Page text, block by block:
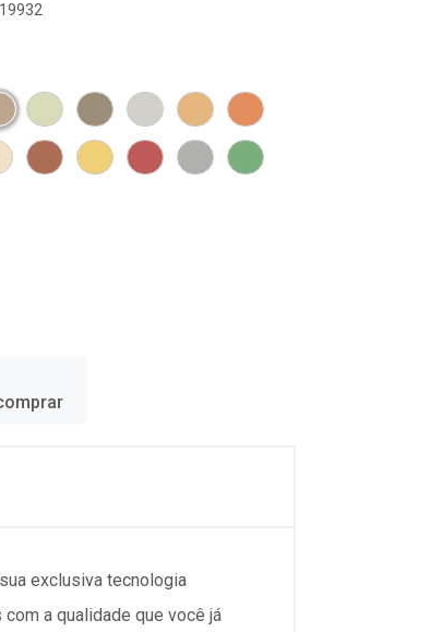
exclusiva tecnologia
a qualidade que você já